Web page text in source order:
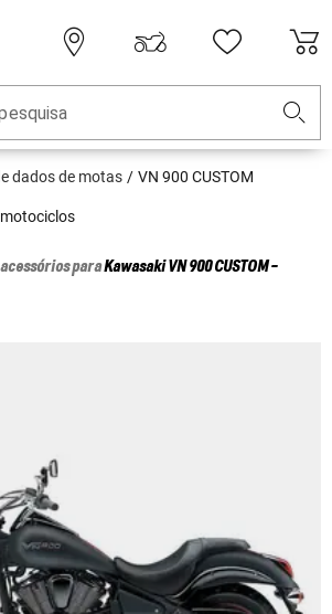
dados de motas VN 900 CUSTOM
paraKawasakiVN 900 CUSTOM -